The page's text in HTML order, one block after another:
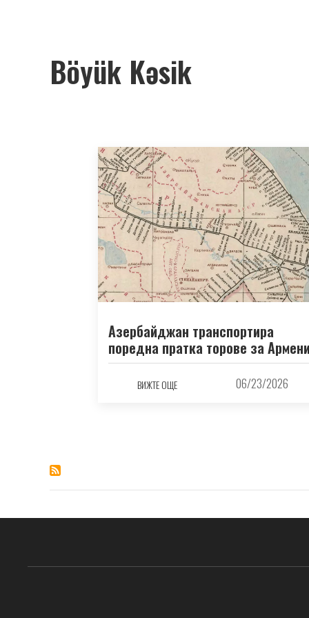
Böyük Kəsik
Азербайджан транспортира
поредна пратка торове за
ВИЖТЕ ОЩЕ 06/23/2026